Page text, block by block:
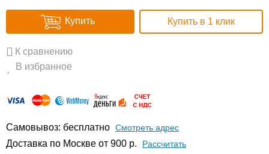
Купить Купить в 1 клик
К сравнению
В избранное
Самовывоз: бесплатно Смотреть адрес
Доставка по Москве от 900 р. Расcчитать